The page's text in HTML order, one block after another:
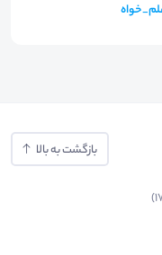
بازگشت به بالا